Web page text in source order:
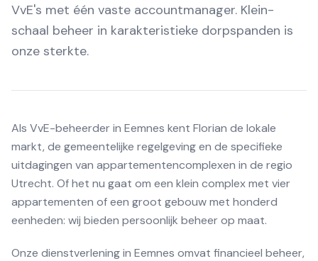
VvE's met één vaste accountmanager. Klein-
schaal beheer in karakteristieke dorpspanden is
onze sterkte.
Als VvE-beheerder in Eemnes kent Florian de lokale
markt, de gemeentelijke regelgeving en de specifieke
uitdagingen van appartementencomplexen in de regio
Utrecht. Of het nu gaat om een klein complex met vier
appartementen of een groot gebouw met honderd
eenheden: wij bieden persoonlijk beheer op maat.
Onze dienstverlening in Eemnes omvat financieel beheer,